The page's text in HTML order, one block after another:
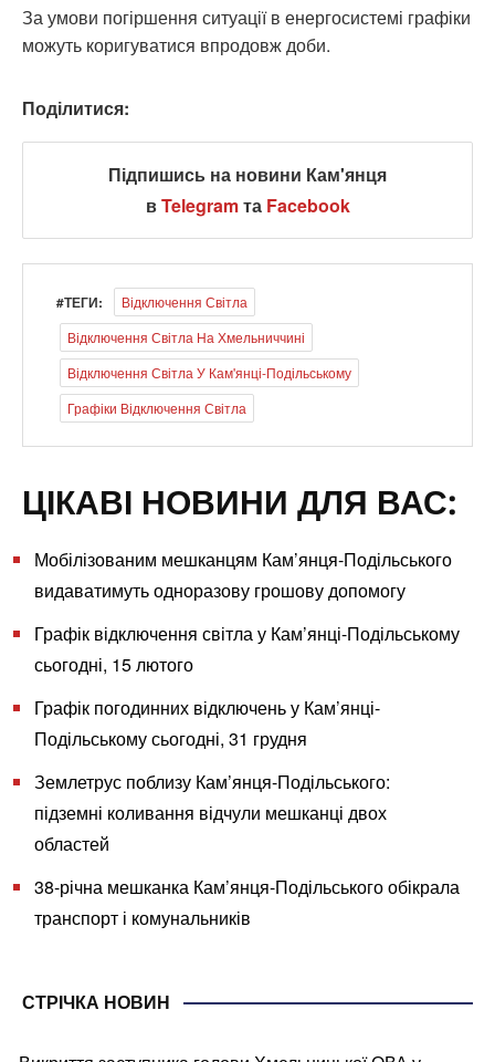
За умови погіршення ситуації в енергосистемі графіки
можуть коригуватися впродовж доби.
Поділитися:
Підпишись на новини Кам'янця
вTelegramта Facebook
#ТЕГИ:
Відключення Світла
Відключення Світла На Хмельниччині
Відключення Світла У Кам'янці-Подільському
Графіки Відключення Світла
ЦІКАВІ НОВИНИ ДЛЯ ВАС:
Мобілізованим мешканцям Кам’янця-Подільського
видаватимуть одноразову грошову допомогу
Графік відключення світла у Кам’янці-Подільському
сьогодні, 15 лютого
Графік погодинних відключень у Кам’янці-
Подільському сьогодні, 31 грудня
Землетрус поблизу Кам’янця-Подільського:
підземні коливання відчули мешканці двох
областей
38-річна мешканка Кам’янця-Подільського обікрала
транспорт і комунальників
СТРІЧКА НОВИН